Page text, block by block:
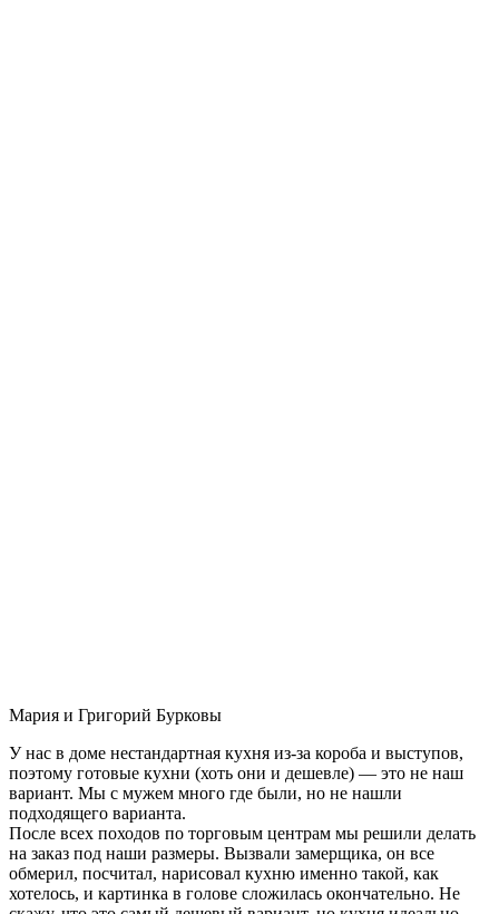
Мария и Григорий Бурковы
У нас в доме нестандартная кухня из-за короба и выступов,
поэтому готовые кухни (хоть они и дешевле) — это не наш
вариант. Мы с мужем много где были, но не нашли
подходящего варианта.
После всех походов по торговым центрам мы решили делать
на заказ под наши размеры. Вызвали замерщика, он все
обмерил, посчитал, нарисовал кухню именно такой, как
хотелось, и картинка в голове сложилась окончательно. Не